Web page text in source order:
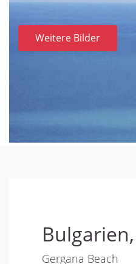
Weitere Bilder
Gergana Beach